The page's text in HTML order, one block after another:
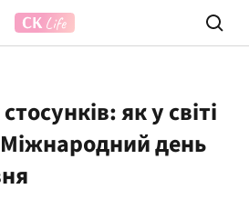
як у світі
день